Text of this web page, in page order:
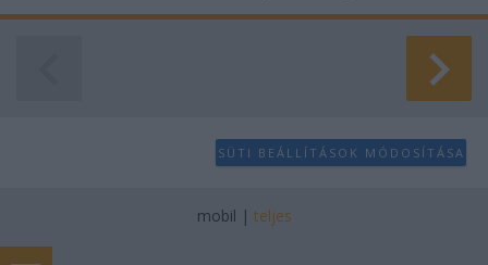
SÜTI BEÁLLÍTÁSOK MÓDOSÍTÁSA
mobil | teljes